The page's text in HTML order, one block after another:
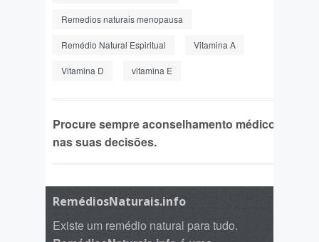
Remedios naturais menopausa
Remédio Natural Espiritual Vitamina A
Vitamina D vitamina E
Procure sempre aconselhamento médico
nas suas decisões.
RemédiosNaturais.info
Existe um remédio natural para tudo.